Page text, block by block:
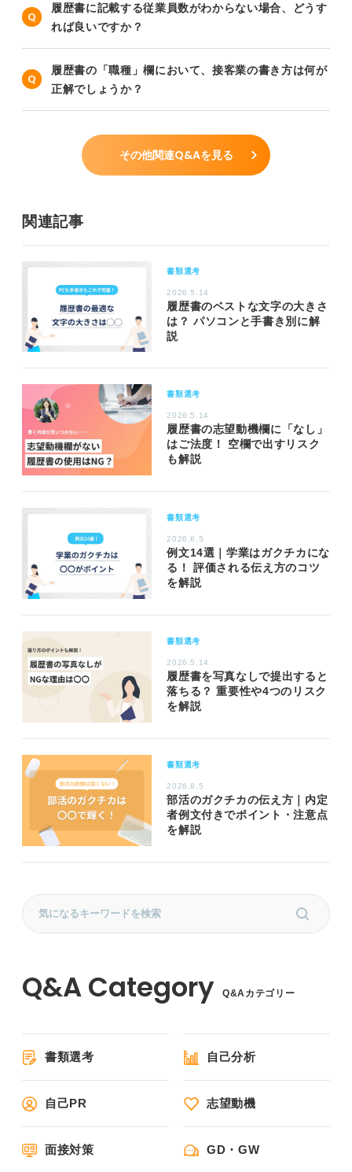
履歴書に記載する従業員数がわからない場合、どうす
れば良いですか？
履歴書の「職種」欄において、接客業の書き方は何が
正解でしょうか？
その他関連Q&Aを見る
関連記事
書類選考
2026.5.14
履歴書のベストな文字の大きさ
は？ パソコンと手書き別に解
説
書類選考
2026.5.14
履歴書の志望動機欄に「なし」
はご法度！ 空欄で出すリスク
も解説
書類選考
2026.6.5
例文14選｜学業はガクチカにな
る！ 評価される伝え方のコツ
を解説
書類選考
2026.5.14
履歴書を写真なしで提出すると
落ちる？ 重要性や4つのリスク
を解説
書類選考
2026.8.5
部活のガクチカの伝え方｜内定
者例文付きでポイント・注意点
を解説
Q&Aカテゴリー
書類選考 自己分析
自己PR 志望動機
面接対策 GD・GW